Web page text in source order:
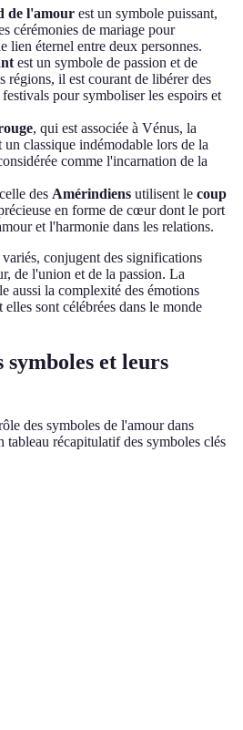
de l'amour est un symbole puissant,
cérémonies de mariage pour
lien éternel entre deux personnes.
est un symbole de passion et de
régions, il est courant de libérer des
pour symboliser les espoirs et
, qui est associée à Vénus, la
un classique indémodable lors de la
comme l'incarnation de la
des Amérindiens utilisent le coup
en forme de cœur dont le port
et l'harmonie dans les relations.
conjugent des significations
de l'union et de la passion. La
aussi la complexité des émotions
sont célébrées dans le monde
symboles et leurs
des symboles de l'amour dans
récapitulatif des symboles clés